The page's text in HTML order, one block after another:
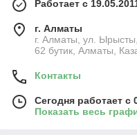
Работает с
г. Алматы
г. Алматы, ул.
62 бутик, Алматы,
Контакты
Сегодня работает с
Показать весь